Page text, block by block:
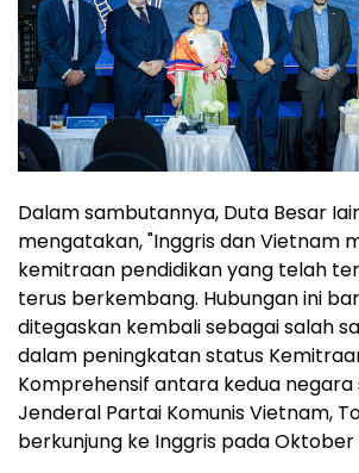
Dalam sambutannya, Duta Besar
mengatakan, "Inggris dan Vietnam
kemitraan pendidikan yang telah
terus berkembang. Hubungan ini
ditegaskan kembali sebagai salah
dalam peningkatan status
Komprehensif antara kedua
Jenderal Partai Komunis Vietnam,
berkunjung ke Inggris pada Oktober